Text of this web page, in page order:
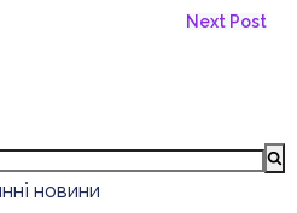
Навігація
Next Post
новини